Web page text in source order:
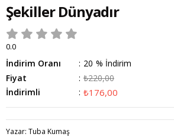
Şekiller Dünyadır
0.0
İndirim Oranı : %
20
İndirim
Fiyat
: ₺220,00
İndirimli
: ₺176,00
Yazar: Tuba Kumaş